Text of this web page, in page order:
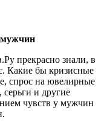
прекрасно знали, в
Какие бы кризисные
спрос на ювелирные
серьги и другие
чувств у мужчин